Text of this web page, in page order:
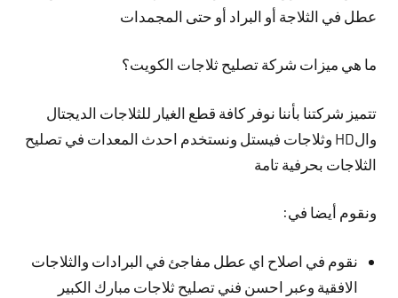
عطل في الثلاجة أو البراد أو حتى المجمدات
ما هي ميزات شركة تصليح ثلاجات الكويت؟
تتميز شركتنا بأننا نوفر كافة قطع الغيار للثلاجات الديجتال
والHD وثلاجات فيستل ونستخدم احدث المعدات في تصليح
الثلاجات بحرفية تامة
ونقوم أيضا في:
نقوم في اصلاح اي عطل مفاجئ في البرادات والثلاجات
الافقية وعبر احسن فني تصليح ثلاجات مبارك الكبير